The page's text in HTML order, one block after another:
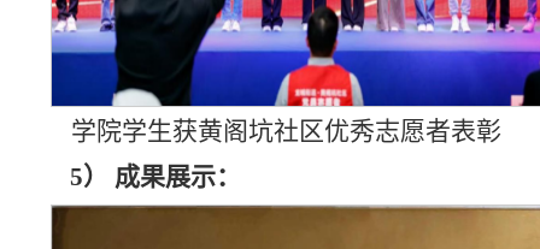
学院学生获黄阁坑社区优秀志愿者表彰
5） 成果展示：